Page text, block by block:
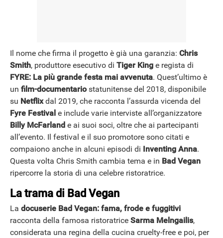
Il nome che firma il progetto è già una garanzia: Chris
Smith, produttore esecutivo di Tiger King e regista di
FYRE: La più grande festa mai avvenuta. Quest’ultimo è
un film-documentariostatunitense del 2018, disponibile
su Netflixdal 2019, che racconta l’assurda vicenda del
Fyre Festival e include varie interviste all’organizzatore
Billy McFarland e ai suoi soci, oltre che ai partecipanti
all’evento. Il festival e il suo promotore sono citati e
compaiono anche in alcuni episodi di Inventing Anna.
Questa volta Chris Smith cambia tema e in Bad Vegan
ripercorre la storia di una celebre ristoratrice.
La trama di Bad Vegan
La docuserie Bad Vegan: fama, frode e fuggitivi
racconta della famosa ristoratrice Sarma Melngailis,
considerata una regina della cucina cruelty-free e poi, per